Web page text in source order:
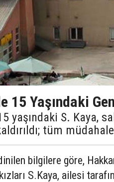
15 Yaşındaki
yaşındaki S. Kaya,
tüm
bilgilere göre,
S.Kaya, ailesi